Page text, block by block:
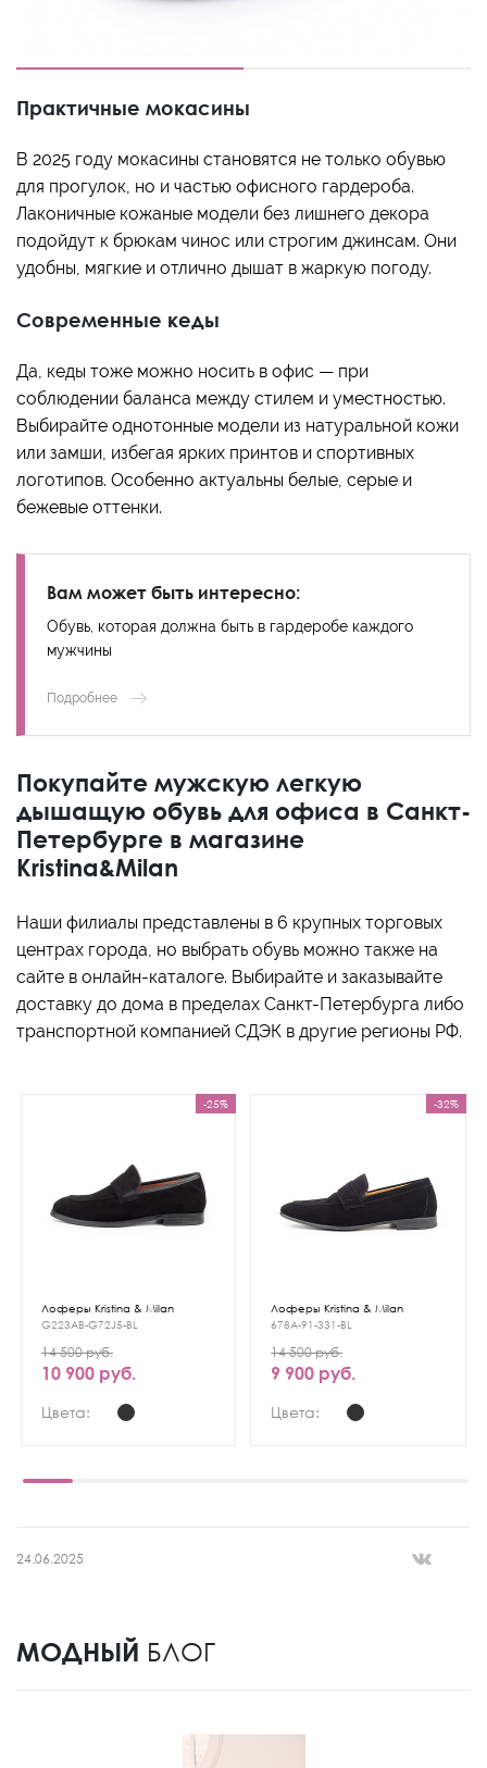
Практичные мокасины
В 2025 году мокасины становятся не только обувью
для прогулок, но и частью офисного гардероба.
Лаконичные кожаные модели без лишнего декора
подойдут к брюкам чинос или строгим джинсам. Они
удобны, мягкие и отлично дышат в жаркую погоду.
Современные кеды
Да, кеды тоже можно носить в офис — при
соблюдении баланса между стилем и уместностью.
Выбирайте однотонные модели из натуральной кожи
или замши, избегая ярких принтов и спортивных
логотипов. Особенно актуальны белые, серые и
бежевые оттенки.
Вам может быть интересно:
Обувь, которая должна быть в гардеробе каждого
мужчины
Подробнее
Покупайте мужскую легкую
дышащую обувь для офиса в Санкт-
Петербурге в магазине
Kristina&Milan
Наши филиалы представлены в 6 крупных торговых
центрах города, но выбрать обувь можно также на
сайте в онлайн-каталоге. Выбирайте и заказывайте
доставку до дома в пределах Санкт-Петербурга либо
транспортной компанией СДЭК в другие регионы РФ.
-25%
Лоферы Kristina & Milan
G223AB-G72J5-BL
14 500 руб.
10 900 руб.
Цвета:
-32%
Лоферы Kristina & Milan
678A-91-331-BL
14 500 руб.
9 900 руб.
Цвета:
24.06.2025
МОДНЫЙ БЛОГ